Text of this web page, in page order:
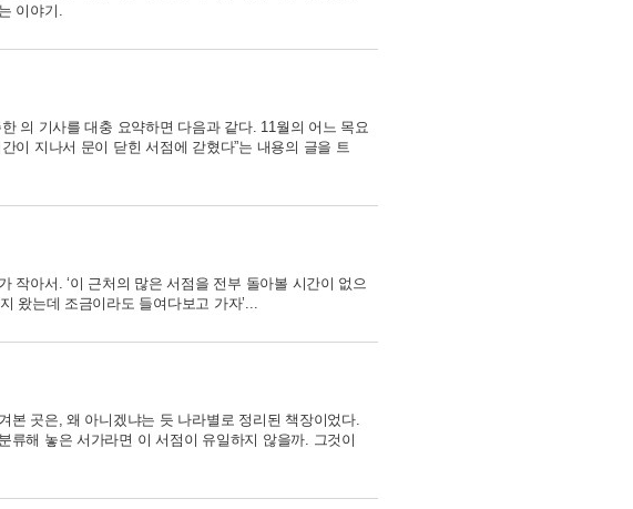
이야기.
의 기사를 대충 요약하면 다음과 같다. 11월의 어느 목요
이 지나서 문이 닫힌 서점에 갇혔다”는 내용의 글을 트
작아서. ‘이 근처의 많은 서점을 전부 돌아볼 시간이 없으
왔는데 조금이라도 들여다보고 가자’...
본 곳은, 왜 아니겠냐는 듯 나라별로 정리된 책장이었다.
류해 놓은 서가라면 이 서점이 유일하지 않을까. 그것이